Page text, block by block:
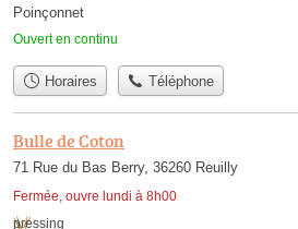
Poinçonnet
Ouvert en continu
Horaires Téléphone
Bulle de Coton
71 Rue du Bas Berry, 36260 Reuilly
Fermée, ouvre lundi à 8h00
pressing